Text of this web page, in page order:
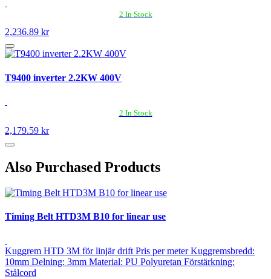
2 In Stock
2,236.89 kr
T9400 inverter 2.2KW 400V
2 In Stock
2,179.59 kr
Also Purchased Products
Timing Belt HTD3M B10 for linear use
Kuggrem HTD 3M för linjär drift Pris per meter Kuggremsbredd:
10mm Delning: 3mm Material: PU Polyuretan Förstärkning:
Stålcord